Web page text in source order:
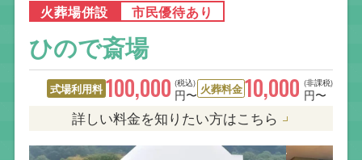
火葬場併設 市民優待あり
ひので斎場
式場利用料 (税込)
100,000 円〜 火葬料金 (非課税)
10,000 円〜
詳しい料金を知りたい方はこちら